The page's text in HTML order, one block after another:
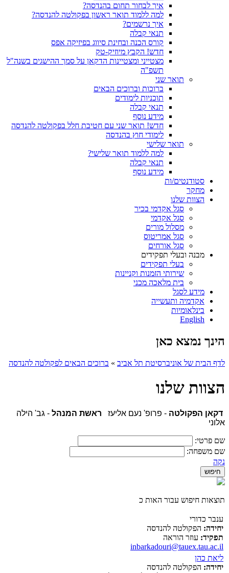
איך לבחור תחום בהנדסה?
למה ללמוד תואר ראשון בפקולטה להנדסה?
איך נרשמים?
תנאי קבלה
קורס הכנה ובחינת סיווג בפיזיקה אפס
חדש! הקבץ מיוזיק-טק
מצטייני ומצטיינות הדקאן על סמך ההישגים בשנה"ל
תשפ"ה
תואר שני
ברוכות וברוכים הבאים
תוכניות לימודים
תנאי קבלה
מידע נוסף
חדש! תואר שני עם חטיבת חלל בפקולטה להנדסה
לימודי חוץ בהנדסה
תואר שלישי
למה ללמוד תואר שלישי?
תנאי קבלה
מידע נוסף
סטודנטים/ות
מחקר
הצוות שלנו
סגל אקדמי בכיר
סגל אקדמי
מסלול מורים
סגל אמריטוס
סגל אורחים
מבנה ובעלי תפקידים
בעלי תפקידים
שירותי הזמנות וקניינות
בית מלאכה מכני
מידע לסגל
אקדמיה ותעשייה
בינלאומיות
English
הינך נמצא כאן
לדף הבית של אוניברסיטת תל אביב » ברוכים הבאים לפקולטה להנדסה
הצוות שלנו
דקאן הפקולטה - פרופ' נעם אליעז ראשת המנהל - גב' הילה
אלוני
שם פרטי:
שם משפחה:
נקה
תוצאות חיפוש עבור האות כ
ענבר כדורי
יחידה: הפקולטה להנדסה
תפקיד: עוזר הוראה
inbarkadouri@tauex.tau.ac.il
ליאת כהן
יחידה: הפקולטה להנדסה